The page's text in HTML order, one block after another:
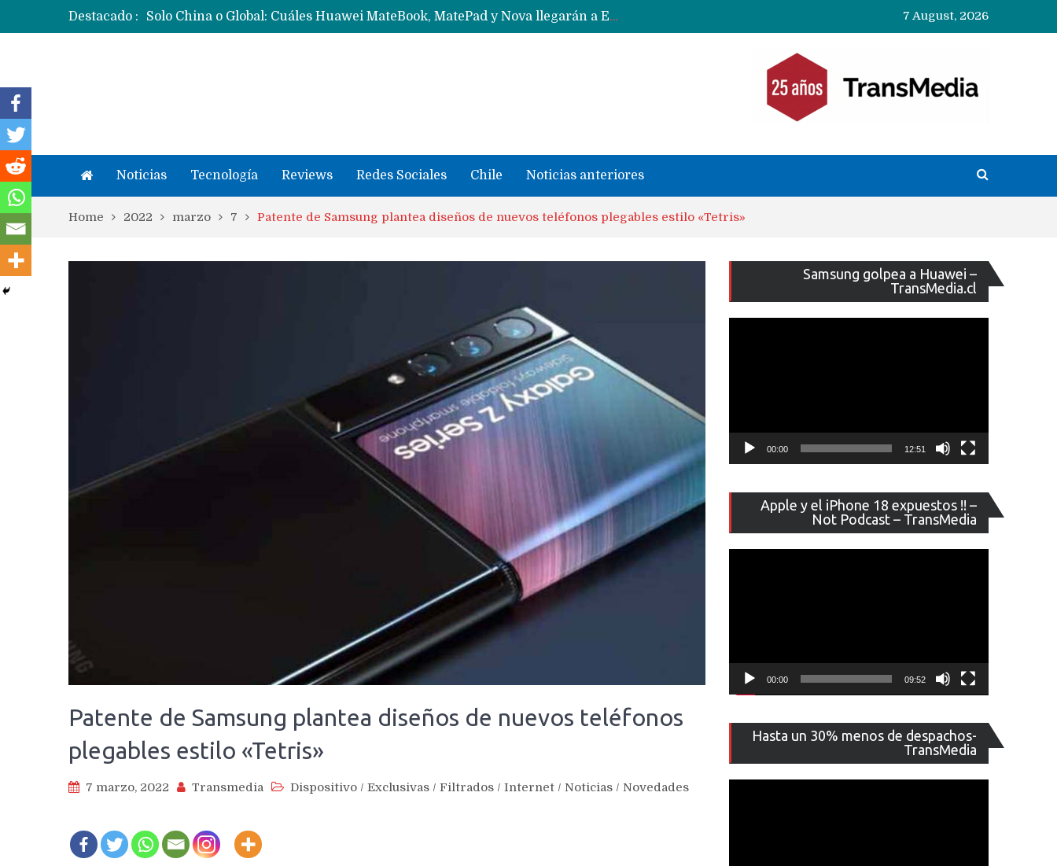
Destacado :
Data Centers de Huawei en Chile, México, Brasil,Perú y Argentina podrían verse afectados por arremetida de EE.UU
Fabricantes suben precios de teléfonos y ganan más dinero en un mercado donde Xiaomi alerta por no mejorar ventas
7 August, 2026
Noticias Tecnología Reviews Redes Sociales Chile Noticias anteriores
Home 2022 marzo 7 Patente de Samsung plantea diseños de nuevos teléfonos plegables estilo «Tetris»
Patente de Samsung plantea diseños de nuevos teléfonos
plegables estilo «Tetris»
7 marzo, 2022 Transmedia Dispositivo / Exclusivas / Filtrados / Internet / Noticias / Novedades
Samsung golpea a Huawei –
TransMedia.cl
de
vídeo
00:00 12:51
Apple y el iPhone 18 expuestos !! –
Not Podcast – TransMedia
de
vídeo
00:00 09:52
Hasta un 30% menos de despachos-
TransMedia
de
vídeo